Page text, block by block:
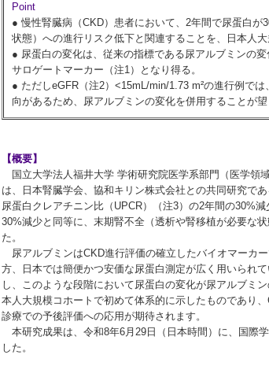
Point
● 慢性腎臓病（CKD）患者において、2年間で尿蛋白
状態）への進行リスク低下と関連することを、日本人大
● 尿蛋白の変化は、従来の指標である尿アルブミンの
サロゲートマーカー（注1）となり得る。
● ただしeGFR（注2）<15mL/min/1.73 m²の進行例で
向があるため、尿アルブミンの変化を併用することが望
【概要】
国立大学法人福井大学 学術研究院医学系部門（医学領
は、日本腎臓学会、協和キリン株式会社との共同研究で
尿蛋白クレアチニン比（UPCR）（注3）の2年間の30%
30%減少と同等に、末期腎不全（透析や腎移植が必要な
た。
尿アルブミンはCKD進行評価の確立したバイオマーカ
方、日本では簡便かつ安価な尿蛋白測定が広く用いられ
し、このような段階において尿蛋白の変化が尿アルブミ
本人大規模コホートで初めて体系的に示したものであり
診療での予後評価への応用が期待されます。
本研究成果は、令和8年6月29日（日本時間）に、国際
した。